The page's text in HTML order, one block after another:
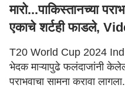
मारो...पाकिस्तानच्या
एकाचे शर्टही फाडले,
T20 World Cup 2024 Ind
भेदक माऱ्यापुढे फलंदाजांनी
पराभवाचा सामना करावा लागला.